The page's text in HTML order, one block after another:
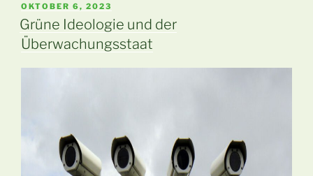
VERÖFFENTLICHT
AM
OKTOBER 6, 2023
Grüne Ideologie und der
Überwachungsstaat